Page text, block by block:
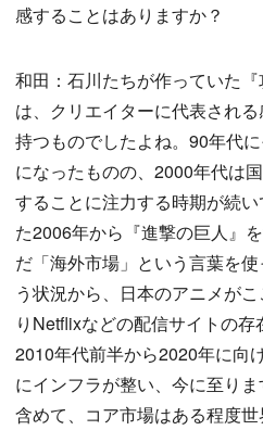
感することはありますか？
和田：石川たちが作っていた
は、クリエイターに代表され
持つものでしたよね。90年代
になったものの、2000年代は
することに注力する時期が続
た2006年から『進撃の巨人』
だ「海外市場」という言葉を
う状況から、日本のアニメが
りNetflixなどの配信サイトの存
2010年代前半から2020年に向
にインフラが整い、今に至り
含めて、コア市場はある程度